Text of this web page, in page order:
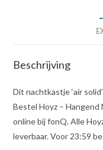
Beschrijving
Dit nachtkastje ‘air
Bestel Hoyz – Hangend
online bij fonQ. Alle
leverbaar. Voor 23:59